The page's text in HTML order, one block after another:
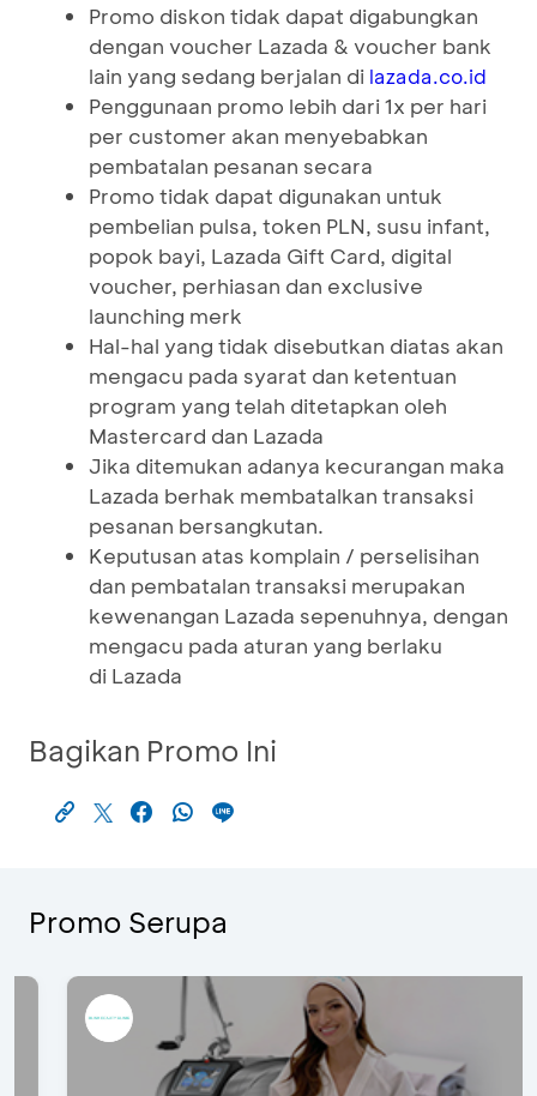
Promo diskon tidak dapat digabungkan
dengan voucher Lazada & voucher bank
lain yang sedang berjalan di lazada.co.id
Penggunaan promo lebih dari 1x per hari
per customer akan menyebabkan
pembatalan pesanan secara
Promo tidak dapat digunakan untuk
pembelian pulsa, token PLN, susu infant,
popok bayi, Lazada Gift Card, digital
voucher, perhiasan dan exclusive
launching merk
Hal-hal yang tidak disebutkan diatas akan
mengacu pada syarat dan ketentuan
program yang telah ditetapkan oleh
Mastercard dan Lazada
Jika ditemukan adanya kecurangan maka
Lazada berhak membatalkan transaksi
pesanan bersangkutan.
Keputusan atas komplain / perselisihan
dan pembatalan transaksi merupakan
kewenangan Lazada sepenuhnya, dengan
mengacu pada aturan yang berlaku
di Lazada
Bagikan Promo Ini
Promo Serupa